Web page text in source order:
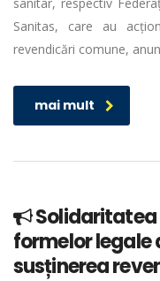
Sanitas, care au
revendicări comune,
mai mult
Solidaritatea
formelor legale
susținerea